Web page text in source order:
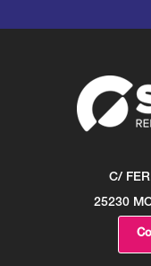
C/
25230